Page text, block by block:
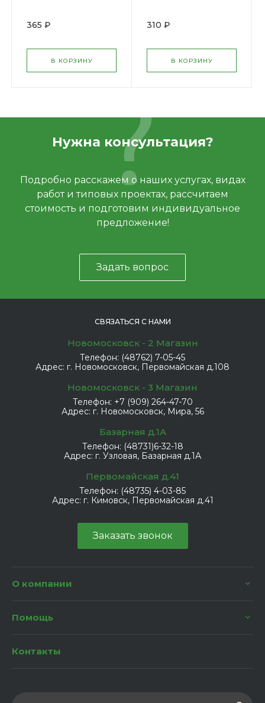
365 ₽
В КОРЗИНУ
310 ₽
В КОРЗИНУ
Нужна консультация?
Подробно расскажем о наших услугах, видах
работ и типовых проектах, рассчитаем
стоимость и подготовим индивидуальное
предложение!
Задать вопрос
СВЯЗАТЬСЯ С НАМИ
Новомосковск - 2 Магазин
Телефон: (48762) 7-05-45
Адрес: г. Новомосковск, Первомайская д.108
Новомосковск - 3 Магазин
Телефон: +7 (909) 264-47-70
Адрес: г. Новомосковск, Мира, 56
Базарная д.1А
Телефон: (48731)6-32-18
Адрес: г. Узловая, Базарная д.1А
Первомайская д.41
Телефон: (48735) 4-03-85
Адрес: г. Кимовск, Первомайская д.41
Заказать звонок
О компании
Помощь
Контакты